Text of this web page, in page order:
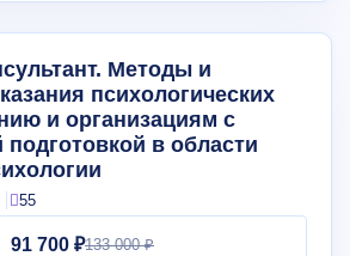
Методы и
психологических
и организациям с
в области
55
91 700 ₽133 000 ₽